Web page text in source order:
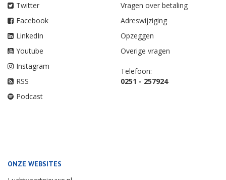
Twitter
Facebook
LinkedIn
Youtube
Instagram
RSS
Podcast
Vragen over betaling
Adreswijziging
Opzeggen
Overige vragen
Telefoon:
0251 - 257924
ONZE WEBSITES